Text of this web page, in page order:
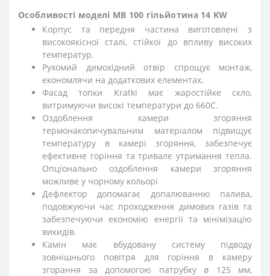
Особливості моделі MB 100 гільйотина 14 KW
Корпус та передня частина виготовлені з
високоякісної сталі, стійкої до впливу високих
температур.
Рухомий димохідний отвір спрощує монтаж,
економлячи на додаткових елементах.
Фасад топки Kratki має жаростійке скло,
витримуючи високі температури до 660C.
Оздоблення камери згоряння
термонакопичувальним матеріалом підвищує
температуру в камері згоряння, забезпечує
ефективне горіння та тривале утримання тепла.
Опціонально оздоблення камери згоряння
можливе у чорному кольорі
Дефлектор допомагає допалюванню палива,
подовжуючи час проходження димових газів та
забезпечуючи економію енергії та мінімізацію
викидів.
Камін має вбудовану систему підводу
зовнішнього повітря для горіння в камеру
згорання за допомогою патрубку ø 125 мм,